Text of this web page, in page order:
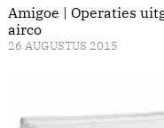
Amigoe | Operaties
airco
26 AUGUSTUS 2015